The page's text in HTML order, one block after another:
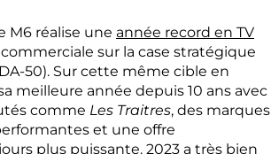
M6 réalise une année record en TV
sur la case stratégique
50). Sur cette même cible en
meilleure année depuis 10 ans avec
comme Les Traitres, des marques
et une offre
plus puissante. 2023 a très bien